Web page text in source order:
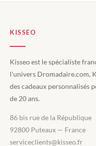
KISSEO
Kisseo est le spécialiste
l'univers Dromadaire.com,
des cadeaux personnalisés
de 20 ans.
86 bis rue de la République
92800 Puteaux — France
serviceclients@kisseo.fr